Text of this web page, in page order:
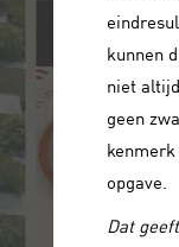
kunnen
niet
geen
opgave.
Dat